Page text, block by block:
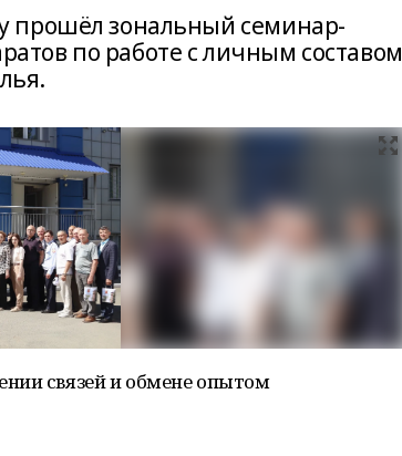
прошёл зональный семинар-
по работе с личным составом
связей и обмене опытом